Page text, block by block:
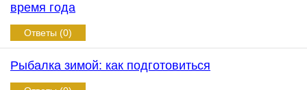
время года
Ответы (0)
Рыбалка зимой: как подготовиться